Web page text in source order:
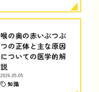
喉の奥の赤いぶつぶ
つの正体と主な原因
についての医学的解
説
2026.05.05
知識